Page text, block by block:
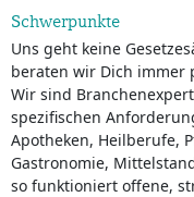
Schwerpunkte
Uns geht keine
beraten wir Dich immer
Wir sind
spezifischen
Apotheken, Heilberufe,
Gastronomie,
so funktioniert offene,